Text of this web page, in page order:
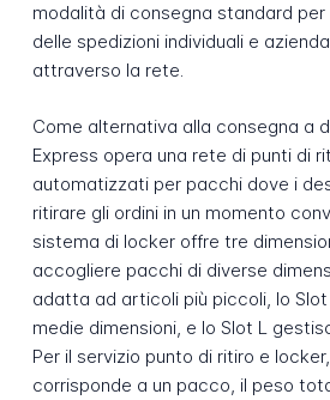
modalità di consegna standard
delle spedizioni individuali e
attraverso la rete.
Come alternativa alla consegna a
Express opera una rete di punti di
automatizzati per pacchi dove i
ritirare gli ordini in un momento
sistema di locker offre tre
accogliere pacchi di diverse
adatta ad articoli più piccoli, lo
medie dimensioni, e lo Slot L
Per il servizio punto di ritiro e
corrisponde a un pacco, il peso